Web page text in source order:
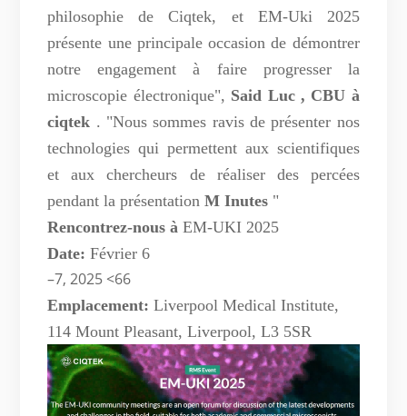
philosophie de Ciqtek, et EM-Uki 2025
présente une principale occasion de démontrer
notre engagement à faire progresser la
microscopie électronique", Said Luc , CBU à
ciqtek . "Nous sommes ravis de présenter nos
technologies qui permettent aux scientifiques
et aux chercheurs de réaliser des percées
pendant la présentationMInutes "
Rencontrez-nous àEM-UKI 2025
Date:Février6
–7, 2025 <66
Emplacement:Liverpool Medical Institute,
114 Mount Pleasant, Liverpool, L3 5SR